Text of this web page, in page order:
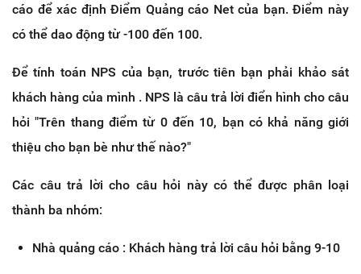
cáo để xác định Điểm Quảng cáo Net của bạn. Điểm này
có thể dao động từ -100 đến 100.
Để tính toán NPS của bạn, trước tiên bạn phải khảo sát
khách hàng của mình . NPS là câu trả lời điển hình cho câu
hỏi "Trên thang điểm từ 0 đến 10, bạn có khả năng giới
thiệu cho bạn bè như thế nào?"
Các câu trả lời cho câu hỏi này có thể được phân loại
thành ba nhóm:
Nhà quảng cáo : Khách hàng trả lời câu hỏi bằng 9-10